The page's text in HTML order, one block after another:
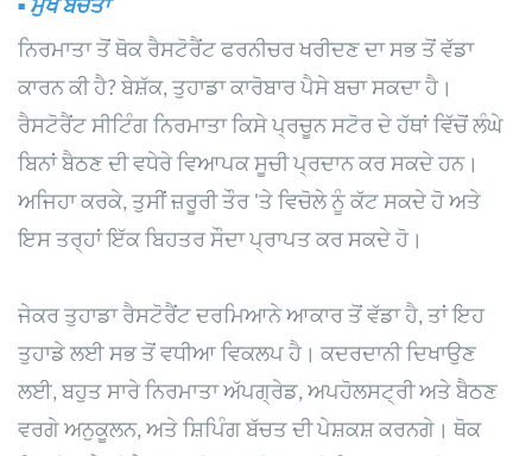
▪ ਮੁੱਖ ਬੱਚਤਾਂ
ਨਿਰਮਾਤਾ ਤੋਂ ਥੋਕ ਰੈਸਟੋਰੈਂਟ ਫਰਨੀਚਰ ਖਰੀਦਣ ਦਾ ਸਭ ਤੋਂ ਵੱਡਾ
ਕਾਰਨ ਕੀ ਹੈ? ਬੇਸ਼ੱਕ, ਤੁਹਾਡਾ ਕਾਰੋਬਾਰ ਪੈਸੇ ਬਚਾ ਸਕਦਾ ਹੈ।
ਰੈਸਟੋਰੈਂਟ ਸੀਟਿੰਗ ਨਿਰਮਾਤਾ ਕਿਸੇ ਪ੍ਰਚੂਨ ਸਟੋਰ ਦੇ ਹੱਥਾਂ ਵਿੱਚੋਂ ਲੰਘੇ
ਬਿਨਾਂ ਬੈਠਣ ਦੀ ਵਧੇਰੇ ਵਿਆਪਕ ਸੂਚੀ ਪ੍ਰਦਾਨ ਕਰ ਸਕਦੇ ਹਨ।
ਅਜਿਹਾ ਕਰਕੇ, ਤੁਸੀਂ ਜ਼ਰੂਰੀ ਤੌਰ 'ਤੇ ਵਿਚੋਲੇ ਨੂੰ ਕੱਟ ਸਕਦੇ ਹੋ ਅਤੇ
ਇਸ ਤਰ੍ਹਾਂ ਇੱਕ ਬਿਹਤਰ ਸੌਦਾ ਪ੍ਰਾਪਤ ਕਰ ਸਕਦੇ ਹੋ।
ਜੇਕਰ ਤੁਹਾਡਾ ਰੈਸਟੋਰੈਂਟ ਦਰਮਿਆਨੇ ਆਕਾਰ ਤੋਂ ਵੱਡਾ ਹੈ, ਤਾਂ ਇਹ
ਤੁਹਾਡੇ ਲਈ ਸਭ ਤੋਂ ਵਧੀਆ ਵਿਕਲਪ ਹੈ। ਕਦਰਦਾਨੀ ਦਿਖਾਉਣ
ਲਈ, ਬਹੁਤ ਸਾਰੇ ਨਿਰਮਾਤਾ ਅੱਪਗ੍ਰੇਡ, ਅਪਹੋਲਸਟ੍ਰੀ ਅਤੇ ਬੈਠਣ
ਵਰਗੇ ਅਨੁਕੂਲਨ, ਅਤੇ ਸ਼ਿਪਿੰਗ ਬੱਚਤ ਦੀ ਪੇਸ਼ਕਸ਼ ਕਰਨਗੇ। ਥੋਕ